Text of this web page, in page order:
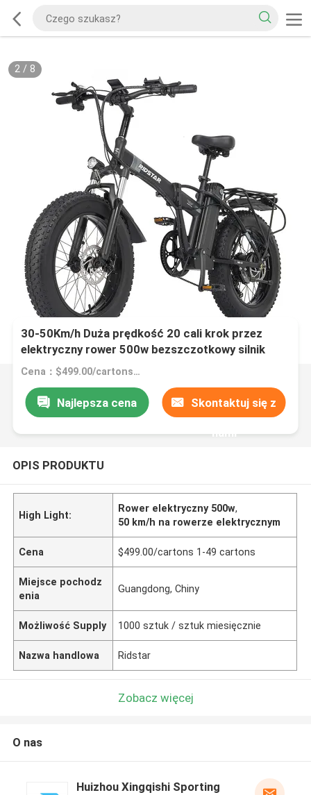
2/ 8
30-50Km/h Duża prędkość 20 cali krok przez
elektryczny rower 500w bezszczotkowy silnik
Cena：$499.00/cartons 1-49 cartons
Najlepsza cena Skontaktuj się z
nami
OPIS PRODUKTU
High Light:
Rower elektryczny 500w,
50 km/h na rowerze elektrycznym
Cena $499.00/cartons 1-49 cartons
Miejsce pochodz
enia
Guangdong, Chiny
Możliwość Supply 1000 sztuk / sztuk miesięcznie
Nazwa handlowa Ridstar
Zobacz więcej
O nas
Huizhou Xingqishi Sporting